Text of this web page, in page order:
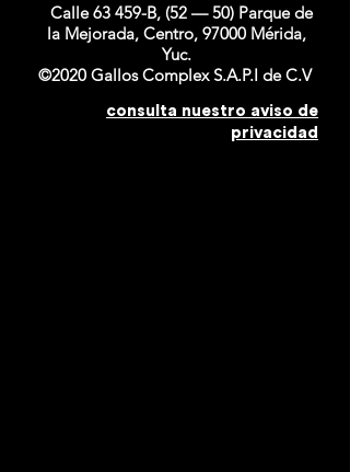
Calle 63 459-B, (52 — 50) Parque de
la Mejorada, Centro, 97000 Mérida,
Yuc.
©2020 Gallos Complex S.A.P.I de C.V
consulta nuestro aviso de
privacidad